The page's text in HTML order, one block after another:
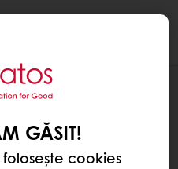
GĂSIT!
cookies